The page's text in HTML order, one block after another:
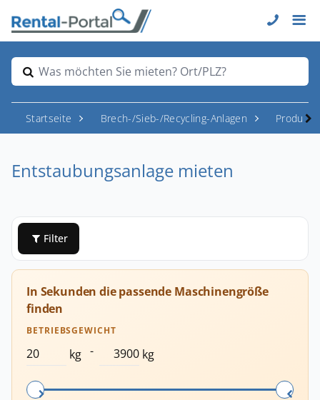
Was möchten Sie mieten? Ort/PLZ?
Startseite Brech-/Sieb-/Recycling-Anlagen
Entstaubungsanlage mieten
Filter
In Sekunden die passende Maschinengröße
finden
BETRIEBSGEWICHT
kg - kg